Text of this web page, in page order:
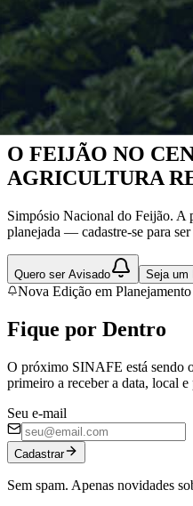
Nova Edição em Planejamento
O FEIJÃO NO
AGRICULTURA
Simpósio Nacional do Feijão. A
planejada — cadastre-se para
Quero ser Avisado Seja um
Nova Edição em Planejamento
Fique por Dentro
O próximo SINAFE está sendo
primeiro a receber a data, local e
Seu e-mail
Cadastrar
Sem spam. Apenas novidades